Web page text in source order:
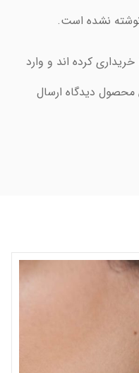
نشده است.
کرده اند و وارد
محصول دیدگاه ارسال